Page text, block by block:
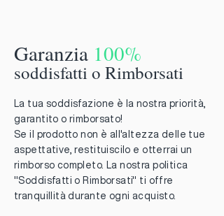
Garanzia 100%
soddisfatti o Rimborsati
La tua soddisfazione è la nostra priorità,
garantito o rimborsato!
Se il prodotto non è all'altezza delle tue
aspettative, restituiscilo e otterrai un
rimborso completo. La nostra politica
"Soddisfatti o Rimborsati" ti offre
tranquillità durante ogni acquisto.